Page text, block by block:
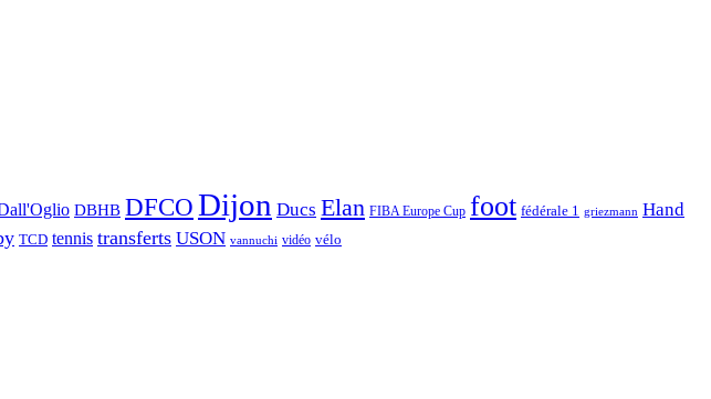
DBHB DFCODijon Ducs Elan FIBA Europe Cup foot fédérale 1 griezmann Hand
TCD tennis transferts USON vannuchi vidéo vélo